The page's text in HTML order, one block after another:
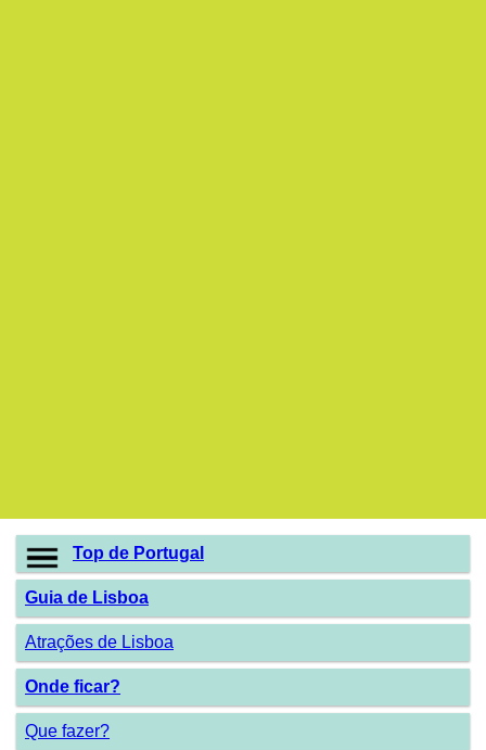
Top de Portugal
Guia de Lisboa
Atrações de Lisboa
Onde ficar?
Que fazer?